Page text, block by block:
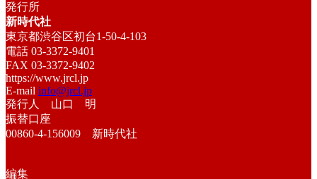
発行所
新時代社
東京都渋谷区初台1-50-4-103
電話 03-3372-9401
FAX 03-3372-9402
https://www.jrcl.jp
E-mail info@jrcl.jp
発行人 山口 明
振替口座
00860-4-156009 新時代社
編集